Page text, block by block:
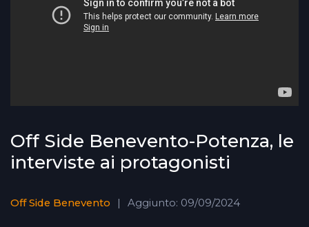
Off Side Benevento-Potenza, le
interviste ai protagonisti
Off Side Benevento Aggiunto: 09/09/2024